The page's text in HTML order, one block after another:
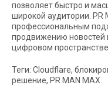
позволяет быстро и
широкой аудитории. PR
профессиональным
продвижению новостей
цифровом пространстве.
Теги: Cloudflare,
решение, PR MAN MAX